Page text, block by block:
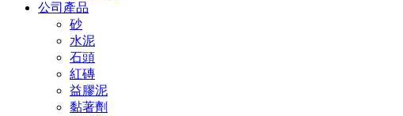
公司產品
砂
水泥
石頭
紅磚
益膠泥
黏著劑